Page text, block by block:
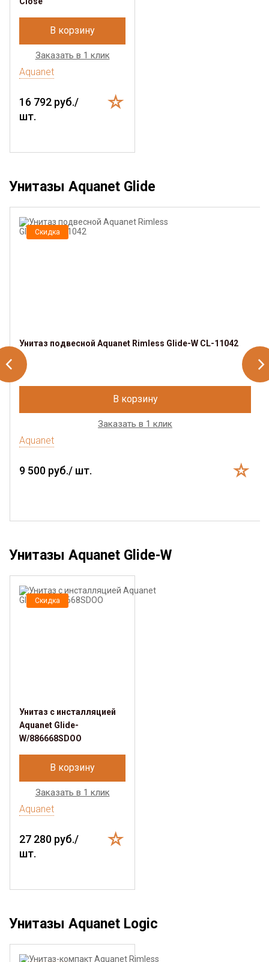
В корзину
Заказать в 1 клик
Aquanet
16 792 руб./
шт.
Унитазы Aquanet Glide
Скидка
Унитаз подвесной Aquanet Rimless Glide-W CL-11042
В корзину
Заказать в 1 клик
Aquanet
9 500 руб./ шт.
Унитазы Aquanet Glide-W
Скидка
Унитаз с инсталляцией
Aquanet Glide-
W/886668SDOO
В корзину
Заказать в 1 клик
Aquanet
27 280 руб./
шт.
Унитазы Aquanet Logic